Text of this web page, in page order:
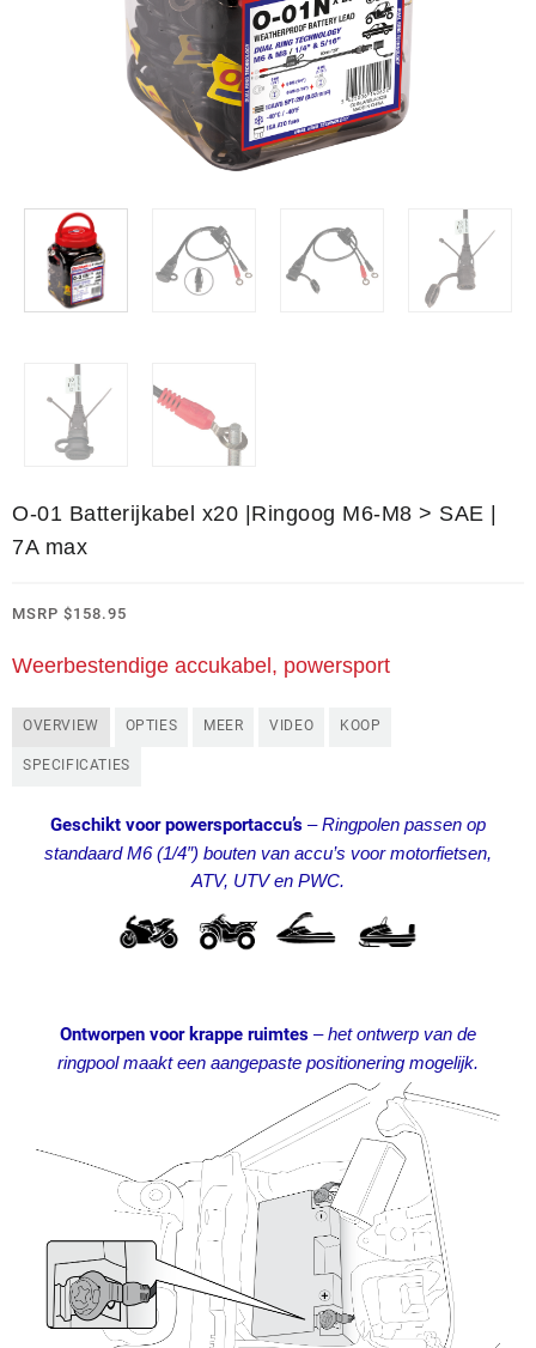
O-01 Batterijkabel x20 |Ringoog M6-M8 > SAE |
7A max
MSRP $158.95
Weerbestendige accukabel, powersport
OVERVIEW OPTIES MEER VIDEO KOOP
SPECIFICATIES
Geschikt voor powersportaccu’s –Ringpolen passen op
standaard M6 (1/4″) bouten van accu’s voor motorfietsen,
ATV, UTV en PWC.
Ontworpen voor krappe ruimtes –het ontwerp van de
ringpool maakt een aangepaste positionering mogelijk.